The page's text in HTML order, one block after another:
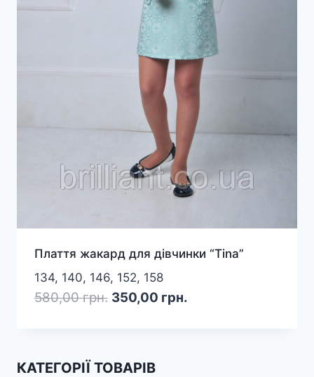
Плаття жакард для дівчинки “Tina”
134, 140, 146, 152, 158
580,00грн. Оригінальна
350,00 грн.Поточна
КАТЕГОРІЇ ТОВАРІВ